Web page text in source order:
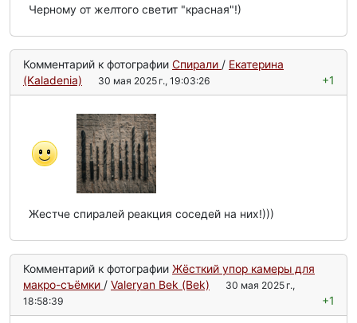
Черному от желтого светит "красная"!)
Комментарий к фотографии Спирали / Екатерина
(Kaladenia)
30 мая 2025 г., 19:03:26 +1
Жестче спиралей реакция соседей на них!)))
Комментарий к фотографии Жёсткий упор камеры для
макро-съёмки / Valeryan Bek (Bek)
30 мая 2025 г.,
18:58:39
+1